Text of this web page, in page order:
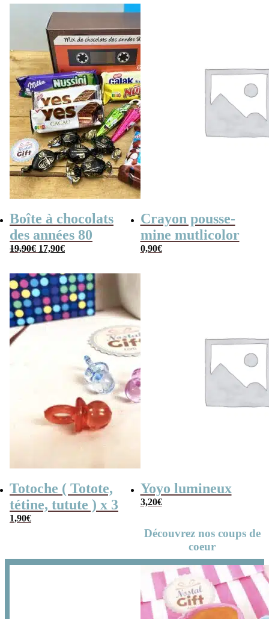
Boîte à chocolats
des années 80
19,90€ Le
était :
19,90€.
17,90€Le
est :
17,90€.
Crayon pousse-
mine mutlicolor
0,90€
Totoche ( Totote,
tétine, tutute ) x 3
1,90€
Yoyo lumineux
3,20€
Découvrez nos coups de
coeur